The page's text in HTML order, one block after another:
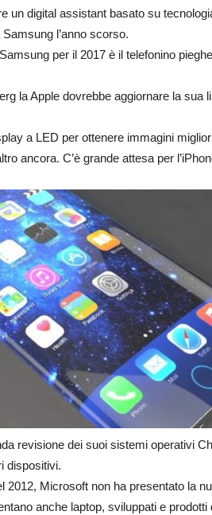
un digital assistant basato su
l’anno scorso.
per il 2017 è il telefonino
la Apple dovrebbe aggiornare la sua
a LED per ottenere immagini
ancora. C’è grande attesa per
revisione dei suoi sistemi operativi
dispositivi.
2012, Microsoft non ha presentato la
anche laptop, sviluppati e prodotti